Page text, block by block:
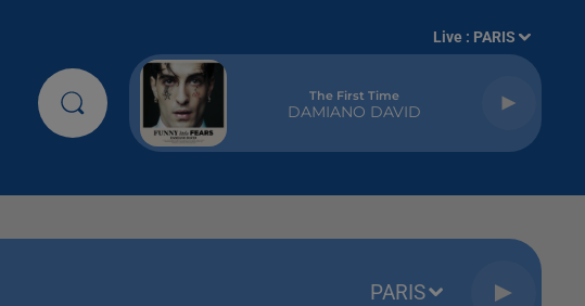
Live : PARIS
The First Time
DAMIANO DAVID
PARIS